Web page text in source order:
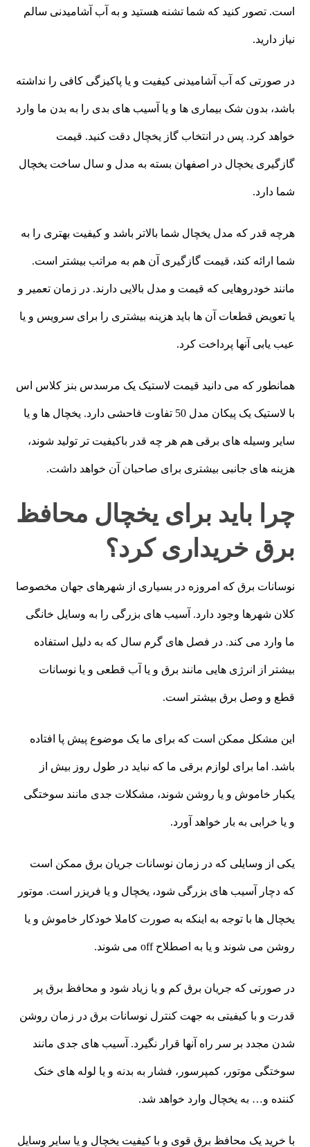
است. تصور کنید که شما تشنه هستید و به آب آشامیدنی سالم
نیاز دارید.
در صورتی که آب آشامیدنی کیفیت و یا پاکیزگی کافی را نداشته
باشد، بدون شک بیماری ها و یا آسیب های بدی را به بدن ما وارد
خواهد کرد. پس در انتخاب گاز یخچال دقت کنید. قیمت
گازگیری یخچال در اصفهان بسته به مدل و سال ساخت یخچال
شما دارد.
هرچه قدر که مدل یخچال شما بالاتر باشد و کیفیت بهتری را به
شما ارائه کند، قیمت گازگیری آن هم به مراتب بیشتر است.
مانند خودروهایی که قیمت و مدل بالایی دارند. در زمان تعمیر و
یا تعویض قطعات آن ها باید هزینه بیشتری را برای سرویس و یا
عیب یابی آنها پرداخت کرد.
همانطور که می دانید قیمت لاستیک یک مرسدس بنز کلاس اس
با لاستیک یک پیکان مدل 50 تفاوت فاحشی دارد. یخچال ها و یا
سایر وسیله های برقی هم هر چه قدر باکیفیت تر تولید شوند،
هزینه های جانبی بیشتری برای صاحبان آن خواهد داشت.
چرا باید برای یخچال محافظ
برق خریداری کرد؟
نوسانات برق که امروزه در بسیاری از شهرهای جهان مخصوصا
کلان شهرها وجود دارد. آسیب های بزرگی را به وسایل خانگی
ما وارد می کند. در فصل های گرم سال که به دلیل استفاده
بیشتر از انرژی هایی مانند برق و یا آب قطعی و یا نوسانات
قطع و وصل برق بیشتر است.
این مشکل ممکن است که برای ما یک موضوع پیش پا افتاده
باشد. اما برای لوازم برقی ما که نباید در طول روز بیش از
یکبار خاموش و یا روشن شوند، مشکلات جدی مانند سوختگی
و یا خرابی به بار خواهد آورد.
یکی از وسایلی که در زمان نوسانات جریان برق ممکن است
که دچار آسیب های بزرگی شود، یخچال و یا فریزر است. موتور
یخچال ها با توجه به اینکه به صورت کاملا خودکار خاموش و یا
روشن می شوند و یا به اصطلاح off می شوند.
در صورتی که جریان برق کم و یا زیاد شود و محافظ برق پر
قدرت و با کیفیتی به جهت کنترل نوسانات برق در زمان روشن
شدن مجدد بر سر راه آنها قرار نگیرد. آسیب های جدی مانند
سوختگی موتور، کمپرسور، فشار به بدنه و یا لوله های خنک
کننده و… به یخچال وارد خواهد شد.
با خرید یک محافظ برق قوی و با کیفیت یخچال و یا سایر وسایل